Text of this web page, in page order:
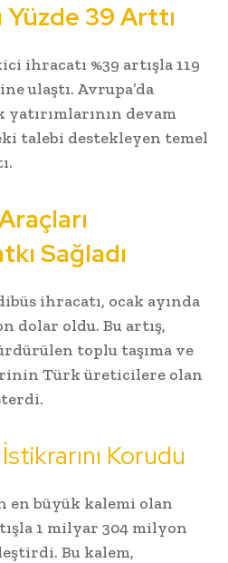
Yüzde 39 Arttı
ihracatı %39 artışla 119
ulaştı. Avrupa’da
yatırımlarının devam
talebi destekleyen temel
Sağladı
ihracatı, ocak ayında
dolar oldu. Bu artış,
toplu taşıma ve
Türk üreticilere olan
Korudu
en büyük kalemi olan
1 milyar 304 milyon
Bu kalem,